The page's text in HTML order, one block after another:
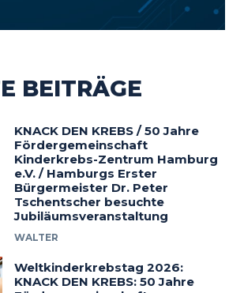
BEITRÄGE
KNACK DEN KREBS / 50 Jahre
Fördergemeinschaft
Kinderkrebs-Zentrum Hamburg
e.V. / Hamburgs Erster
Bürgermeister Dr. Peter
Tschentscher besuchte
Jubiläumsveranstaltung
WALTER
Weltkinderkrebstag 2026:
KNACK DEN KREBS: 50 Jahre